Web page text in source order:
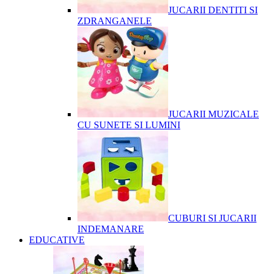
JUCARII DENTITI SI
ZDRANGANELE
JUCARII MUZICALE
CU SUNETE SI LUMINI
CUBURI SI JUCARII
INDEMANARE
EDUCATIVE